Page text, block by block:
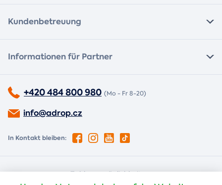
Kundenbetreuung
Informationen für Partner
+420 484 800 980 (Mo - Fr 8-20)
info@adrop.cz
In Kontakt bleiben:
Zahlungsmöglichkeiten: